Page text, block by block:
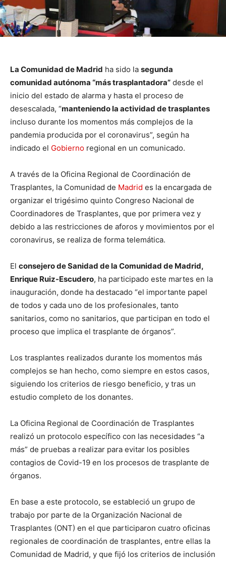
La Comunidad de Madrid ha sido la segunda
comunidad autónoma “más trasplantadora” desde el
inicio del estado de alarma y hasta el proceso de
desescalada, “manteniendo la actividad de trasplantes
incluso durante los momentos más complejos de la
pandemia producida por el coronavirus”, según ha
indicado el Gobierno regional en un comunicado.
A través de la Oficina Regional de Coordinación de
Trasplantes, la Comunidad de Madrid es la encargada de
organizar el trigésimo quinto Congreso Nacional de
Coordinadores de Trasplantes, que por primera vez y
debido a las restricciones de aforos y movimientos por el
coronavirus, se realiza de forma telemática.
El consejero de Sanidad de la Comunidad de Madrid,
Enrique Ruiz-Escudero, ha participado este martes en la
inauguración, donde ha destacado “el importante papel
de todos y cada uno de los profesionales, tanto
sanitarios, como no sanitarios, que participan en todo el
proceso que implica el trasplante de órganos”.
Los trasplantes realizados durante los momentos más
complejos se han hecho, como siempre en estos casos,
siguiendo los criterios de riesgo beneficio, y tras un
estudio completo de los donantes.
La Oficina Regional de Coordinación de Trasplantes
realizó un protocolo específico con las necesidades “a
más” de pruebas a realizar para evitar los posibles
contagios de Covid-19 en los procesos de trasplante de
órganos.
En base a este protocolo, se estableció un grupo de
trabajo por parte de la Organización Nacional de
Trasplantes (ONT) en el que participaron cuatro oficinas
regionales de coordinación de trasplantes, entre ellas la
Comunidad de Madrid, y que fijó los criterios de inclusión